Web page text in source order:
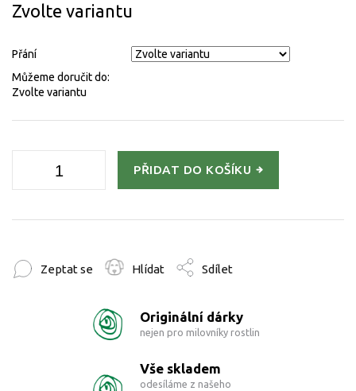
Zvolte variantu
Přání
Můžeme doručit do:
Zvolte variantu
PŘIDAT DO KOŠÍKU
Zeptat se Hlídat Sdílet
Originální dárky
nejen pro milovníky rostlin
Vše skladem
odesíláme z našeho